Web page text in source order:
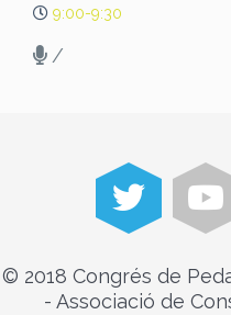
9:00-9:30
/
© 2018 Congrés de
- Associació de